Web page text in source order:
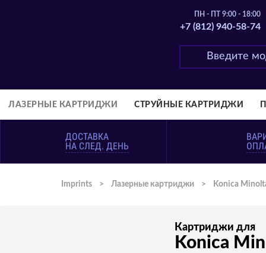
ПН - ПТ 9:00 - 18:00
+7 (812) 940-58-74
ЛАЗЕРНЫЕ КАРТРИДЖИ СТРУЙНЫЕ КАРТРИДЖИ
ДОСТАВКА
НА СЛЕД. ДЕНЬ
Imprints > Лазерные картриджи > Konica
Картриджи для
Konica